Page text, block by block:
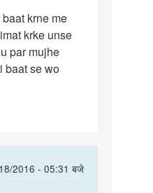
krne me
krke unse
par mujhe
baat se wo
2016 - 05:31 बजे